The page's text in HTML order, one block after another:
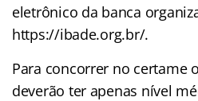
eletrônico da banca
https://ibade.org.br/.
Para concorrer no certame
deverão ter apenas nível